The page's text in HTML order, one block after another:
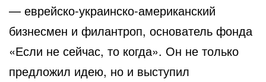
— еврейско-украинско-американский
бизнесмен и филантроп, основатель фонда
«Если не сейчас, то когда». Он не только
предложил идею, но и выступил